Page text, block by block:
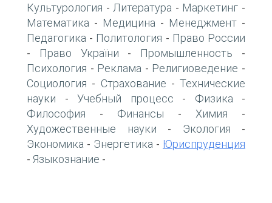
Культурология -Литература - Маркетинг -
Математика - Медицина - Менеджмент -
Педагогика - Политология - Право России
- Право України - Промышленность -
Психология - Реклама - Религиоведение -
Социология - Страхование - Технические
науки - Учебный процесс - Физика -
Философия - Финансы - Химия -
Художественные науки - Экология -
Экономика - Энергетика - Юриспруденция
- Языкознание -